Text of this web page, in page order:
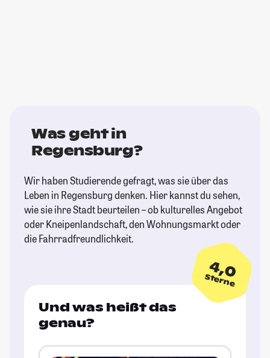
Was geht in
Regensburg?
Wir haben Studierende gefragt, was sie über das
Leben in Regensburg denken. Hier kannst du sehen,
wie sie ihre Stadt beurteilen – ob kulturelles Angebot
oder Kneipenlandschaft, den Wohnungsmarkt oder
die Fahrradfreundlichkeit.
4,0
Sterne
Und was heißt das
genau?